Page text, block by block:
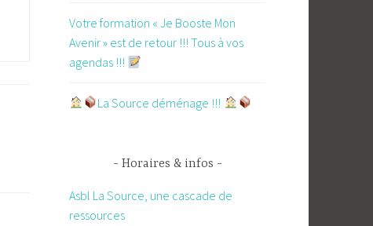
Votre formation « Je Booste Mon
Avenir » est de retour !!! Tous à vos
agendas !!!
​La Source déménage !!!
Horaires & infos
Asbl La Source, une cascade de
ressources